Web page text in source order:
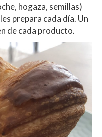
hogaza, semillas)
prepara cada día. Un
de cada producto.